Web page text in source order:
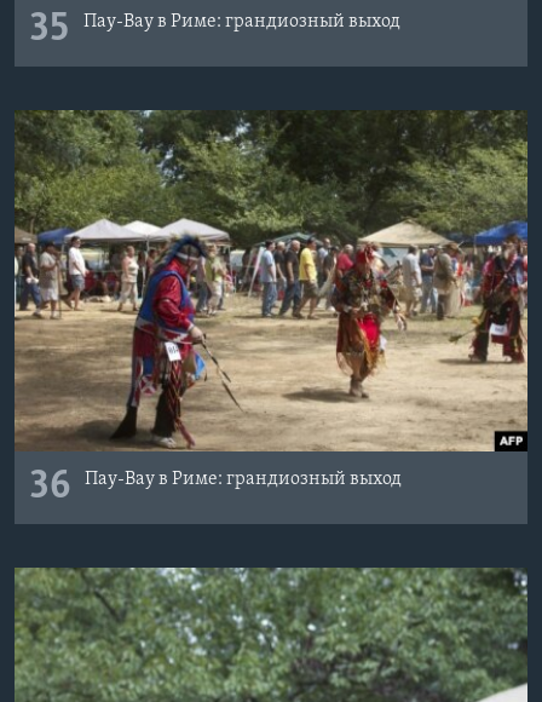
35 Пау-Вау в Риме: грандиозный выход
36 Пау-Вау в Риме: грандиозный выход